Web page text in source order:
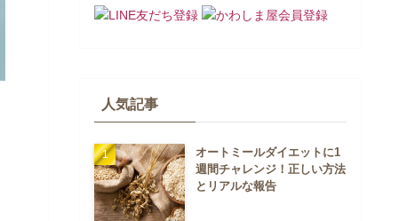
人気記事
オートミールダイエットに1
週間チャレンジ！正しい方法
とリアルな報告